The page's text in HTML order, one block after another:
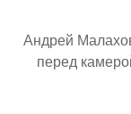
Андрей
перед